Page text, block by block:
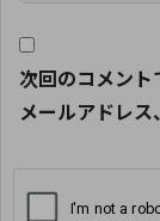
次回のコメント
メールアドレス